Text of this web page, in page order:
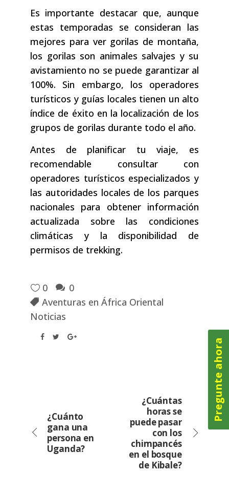
Es importante destacar que, aunque
estas temporadas se consideran las
mejores para ver gorilas de montaña,
los gorilas son animales salvajes y su
avistamiento no se puede garantizar al
100%. Sin embargo, los operadores
turísticos y guías locales tienen un alto
índice de éxito en la localización de los
grupos de gorilas durante todo el año.
Antes de planificar tu viaje, es
recomendable consultar con
operadores turísticos especializados y
las autoridades locales de los parques
nacionales para obtener información
actualizada sobre las condiciones
climáticas y la disponibilidad de
permisos de trekking.
0
0
Aventuras en África Oriental
Noticias
¿Cuánto
gana una
persona en
Uganda?
¿Cuántas
horas se
puede pasar
con los
chimpancés
en el bosque
de Kibale?
Pregunte ahora